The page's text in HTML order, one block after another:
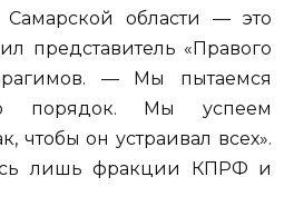
Самарской области — это
представитель «Правого
— Мы пытаемся
порядок. Мы успеем
чтобы он устраивал всех».
лишь фракции КПРФ и